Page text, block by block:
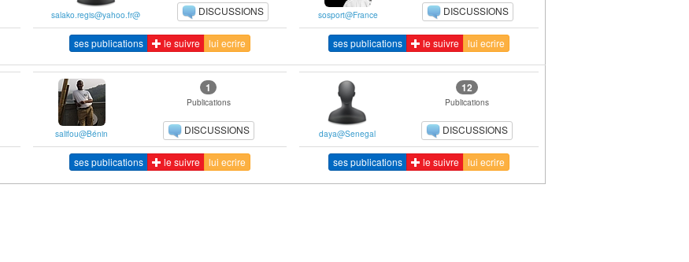
salako.regis@yahoo.fr@ DISCUSSIONS
ses publications le suivre lui ecrire
sosport@France DISCUSSIONS
ses publications le suivre lui ecrire
salifou@Bénin
1
Publications
DISCUSSIONS
ses publications le suivre lui ecrire
daya@Senegal
12
Publications
DISCUSSIONS
ses publications le suivre lui ecrire